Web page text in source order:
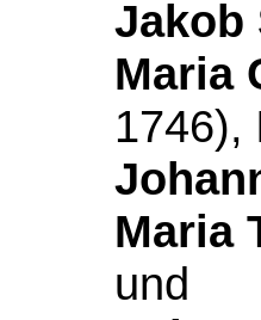
Jakob
Maria
1746),
Maria
und